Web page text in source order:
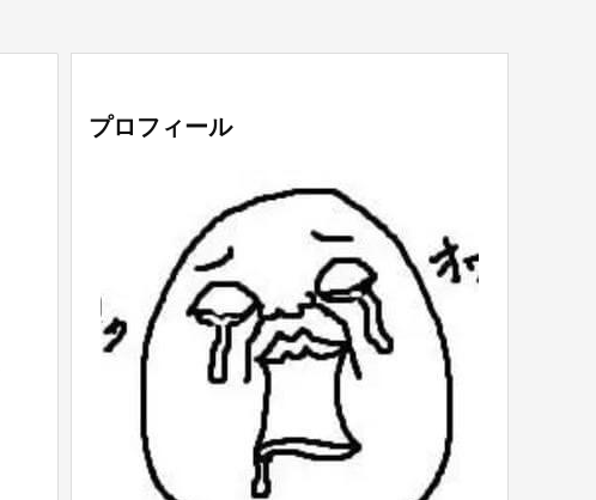
プロフィール